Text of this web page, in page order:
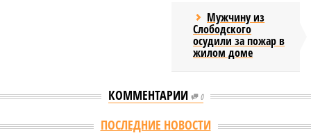
Мужчину из
Слободского
осудили за пожар в
жилом доме
КОММЕНТАРИИ 0
ПОСЛЕДНИЕ НОВОСТИ